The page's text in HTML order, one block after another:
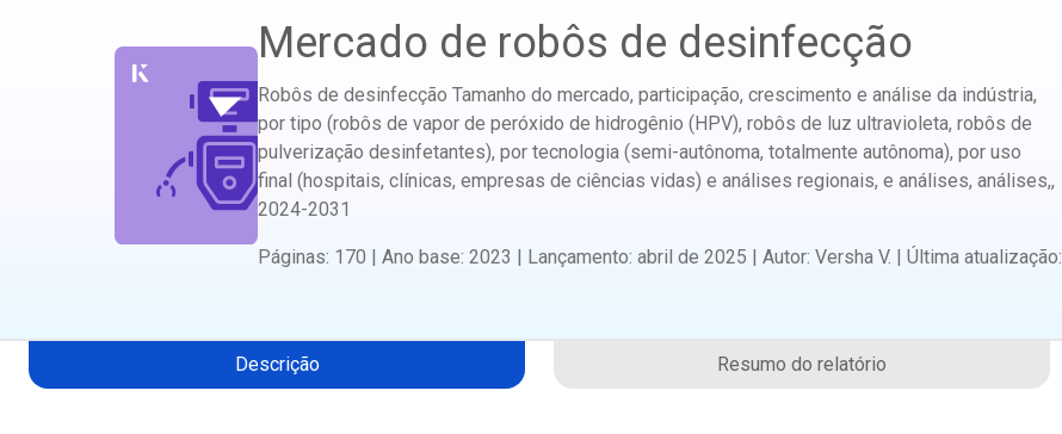
Mercado de robôs de desinfecção
Robôs de desinfecção Tamanho do mercado, participação, crescimento e análise da indústria,
por tipo (robôs de vapor de peróxido de hidrogênio (HPV), robôs de luz ultravioleta, robôs de
pulverização desinfetantes), por tecnologia (semi-autônoma, totalmente autônoma), por uso
final (hospitais, clínicas, empresas de ciências vidas) e análises regionais, e análises, análises,,
2024-2031
Páginas: 170 | Ano base: 2023 | Lançamento: abril de 2025 | Autor: Versha V. | Última atualização:
Descrição Resumo do relatório